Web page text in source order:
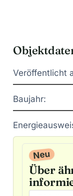
Veröffentlicht
Baujahr:
Neu
Über